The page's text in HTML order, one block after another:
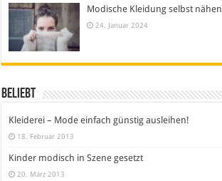
Modische Kleidung selbst nähen
24. Januar 2024
Beliebt
Kleiderei – Mode einfach günstig ausleihen!
18. Februar 2013
Kinder modisch in Szene gesetzt
20. März 2013